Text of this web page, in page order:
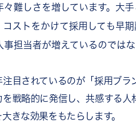
々難しさを増しています。大
コストをかけて採用しても早
事担当者が増えているのではな
注目されているのが「採用ブ
を戦略的に発信し、共感する
きな効果をもたらします。